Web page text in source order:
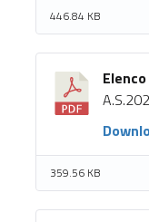
446.84 KB
359.56 KB